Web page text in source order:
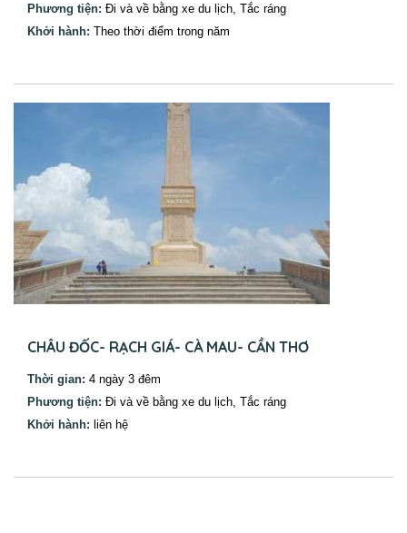
Phương tiện: Đi và về bằng xe du lịch, Tắc ráng
Khởi hành: Theo thời điểm trong năm
CHÂU ĐỐC- RẠCH GIÁ- CÀ MAU- CẦN THƠ
Thời gian: 4 ngày 3 đêm
Phương tiện: Đi và về bằng xe du lịch, Tắc ráng
Khởi hành: liên hệ